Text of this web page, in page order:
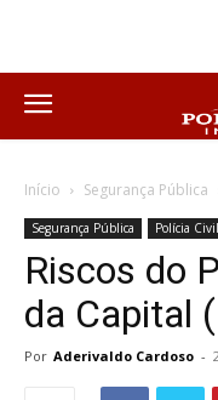
Início Segurança Pública
Segurança Pública Polícia Civil
Riscos do
da Capital
Por Aderivaldo Cardoso -